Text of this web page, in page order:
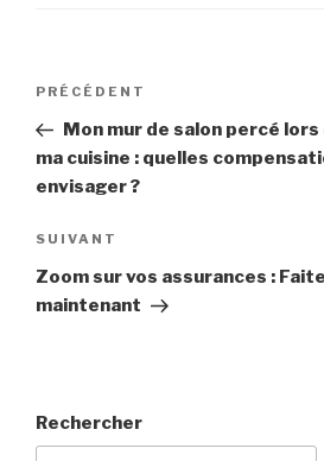
Navigation
l’article
Article
précédent
PRÉCÉDENT
Mon mur de salon percé
ma cuisine : quelles
envisager ?
Article
suivant
SUIVANT
Zoom sur vos assurances :
maintenant
Rechercher